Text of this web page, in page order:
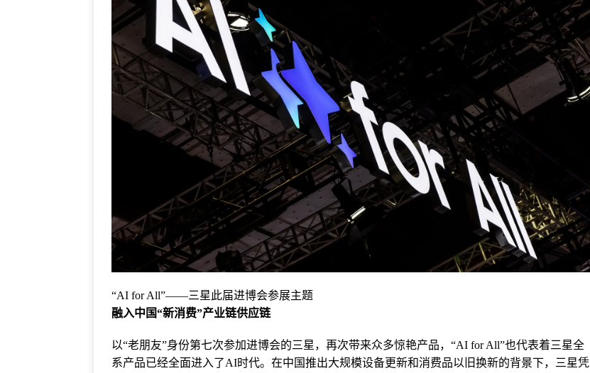
“AI for All”——三星此届进博会参展主题
融入中国“新消费”产业链供应链
以“老朋友”身份第七次参加进博会的三星，再次带来众多惊艳产品，“AI for All”也代表着三星全
系产品已经全面进入了AI时代。在中国推出大规模设备更新和消费品以旧换新的背景下，三星凭